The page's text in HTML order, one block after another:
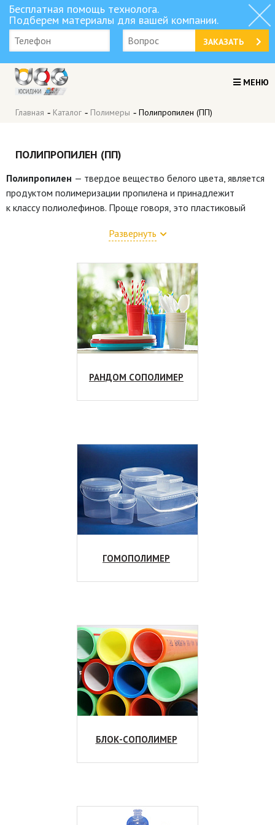
Бесплатная помощь технолога.
Подберем материалы для вашей компании.
ЗАКАЗАТЬ
МЕНЮ
Главная - Каталог - Полимеры - Полипропилен (ПП)
ПОЛИПРОПИЛЕН (ПП)
Полипропилен — твердое вещество белого цвета, является
продуктом полимеризации пропилена и принадлежит
к классу полиолефинов. Проще говоря, это пластиковый
он является наиболее востребованным современным
свойствам и универсальностью использования.
ФИЗИЧЕСКИЕ СВОЙСТВА
Низкая плотность материала. Полипропилен имеет
самую низкую плотность из всех пластмасс, что
выгодно отличает его от более плотных аналогов.
показали, что он выдерживает большую нагрузку, что
и более низкие температуры.
Устойчивость к высоким температурам. Выдерживает
не только низкие, но и высокие температуры, его
температура плавления составляет 160 — 170
градусов по Цельсию.
Устойчивость к резким перепадам температуры.
не страшна этому материалу. Хорошо выдерживает
Превосходные диэлектрические свойства. Высокая
возможности его применения в качестве
электроизоляционного материала.
Легкая обработка. Полипропилен легко поддается
сварке, распилу, сверлению, хорошо гнется, что
значительно расширяет возможности его применения
в промышленности и быту.
и испарений. В частности, это свойство используется при
Развернуть
РАНДОМ СОПОЛИМЕР
ГОМОПОЛИМЕР
БЛОК-СОПОЛИМЕР